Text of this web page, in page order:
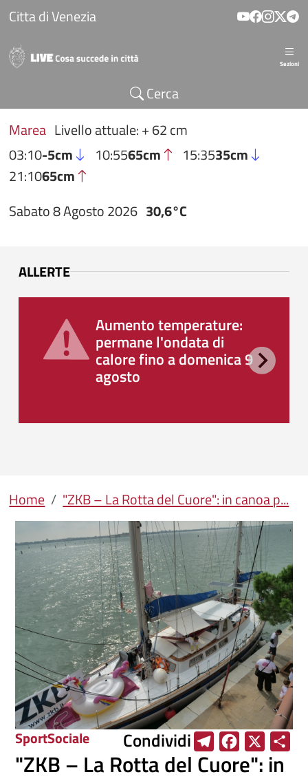
Salta al contenuto principale
Citta di Venezia
Sezioni
Cerca
Marea Livello attuale: + 62 cm
03:10-5cm 10:5565cm 15:3535cm
21:1065cm
Sabato 8 Agosto 2026 30,6°C
ALLERTE
Aumento temperature:
permane l'ondata di
calore fino a domenica 9
agosto
Briciole di pane
Home "ZKB – La Rotta del Cuore": in canoa p...
SportSociale Condividi
e
a
"ZKB – La Rotta del Cuore": in